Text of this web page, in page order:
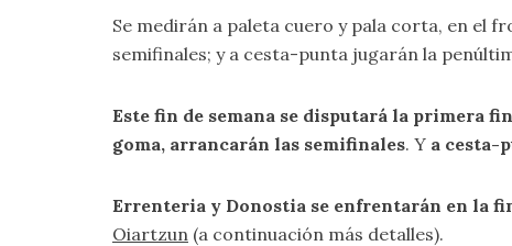
Se medirán a paleta cuero y pala corta, en el
semifinales; y a cesta-punta jugarán la
Este fin de semana se disputará la primera
goma, arrancarán las semifinales. Y a cesta-
Errenteria y Donostia se enfrentarán en la
Oiartzun (a continuación más detalles).